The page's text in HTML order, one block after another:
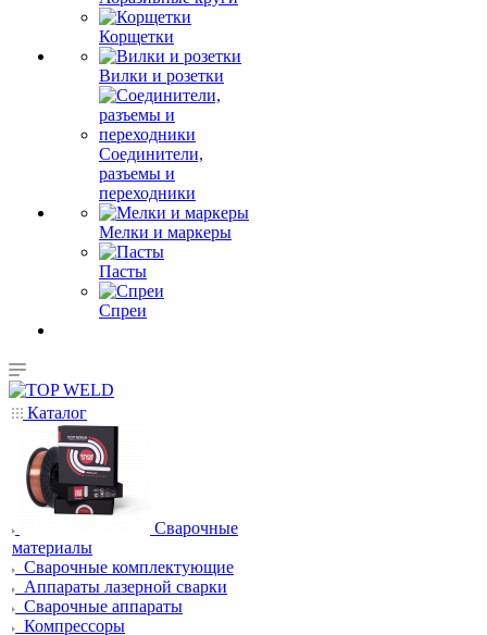
Корщетки
Вилки и розетки
Соединители,
разъемы и
переходники
Мелки и маркеры
Пасты
Спреи
Каталог
Сварочные
материалы
Сварочные комплектующие
Аппараты лазерной сварки
Сварочные аппараты
Компрессоры